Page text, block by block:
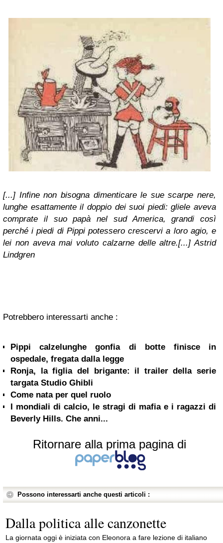
[...] Infine non bisogna dimenticare le sue scarpe nere,
lunghe esattamente il doppio dei suoi piedi: gliele aveva
comprate il suo papà nel sud America, grandi così
perché i piedi di Pippi potessero crescervi a loro agio, e
lei non aveva mai voluto calzarne delle altre.[...] Astrid
Lindgren
Potrebbero interessarti anche :
Pippi calzelunghe gonfia di botte finisce in
ospedale, fregata dalla legge
Ronja, la figlia del brigante: il trailer della serie
targata Studio Ghibli
Come nata per quel ruolo
I mondiali di calcio, le stragi di mafia e i ragazzi di
Beverly Hills. Che anni...
Ritornare alla prima pagina di
Possono interessarti anche questi articoli :
Dalla politica alle canzonette
La giornata oggi è iniziata con Eleonora a fare lezione di italiano